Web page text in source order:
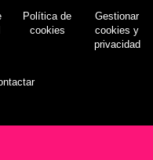
Política de
cookies
Gestionar
cookies y
privacidad